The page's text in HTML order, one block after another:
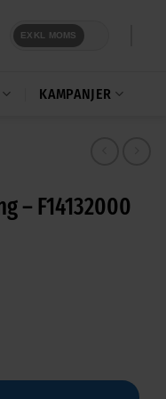
EXKL MOMS
KAMPANJER
– F14132000